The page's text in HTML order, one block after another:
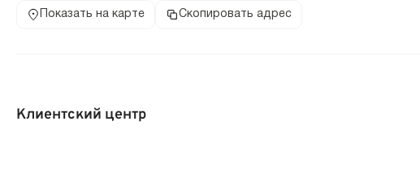
Показать на карте Скопировать адрес
Клиентский центр